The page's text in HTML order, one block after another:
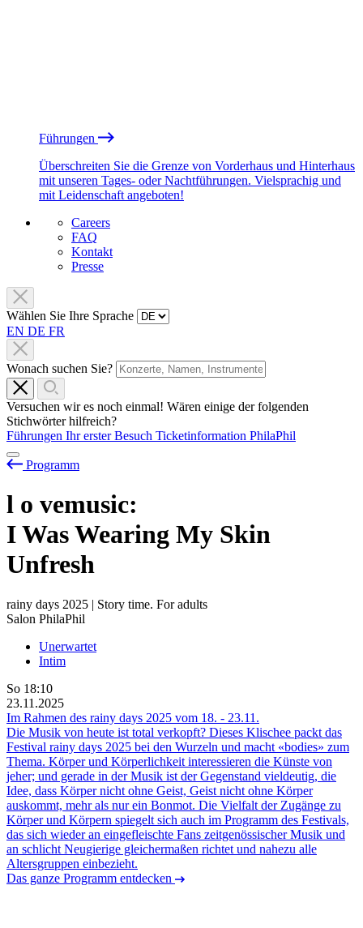
Führungen
Überschreiten Sie die Grenze von Vorderhaus und Hinterhaus
mit unseren Tages- oder Nachtführungen. Vielsprachig und
mit Leidenschaft angeboten!
Careers
FAQ
Kontakt
Presse
Wählen Sie Ihre Sprache
EN DE FR
Wonach suchen Sie?
Versuchen wir es noch einmal! Wären einige der folgenden
Stichwörter hilfreich?
Führungen Ihr erster Besuch Ticketinformation PhilaPhil
Programm
l o vemusic:
I Was Wearing My Skin
Unfresh
rainy days 2025 | Story time. For adults
Salon PhilaPhil
Unerwartet
Intim
So 18:10
23.11.2025
Im Rahmen des rainy days 2025 vom 18. - 23.11.
Die Musik von heute ist total verkopft? Dieses Klischee packt das
Festival rainy days 2025 bei den Wurzeln und macht «bodies» zum
Thema. Körper und Körperlichkeit interessieren die Künste von
jeher; und gerade in der Musik ist der Gegenstand vieldeutig, die
Idee, dass Körper nicht ohne Geist, Geist nicht ohne Körper
auskommt, mehr als nur ein Bonmot. Die Vielfalt der Zugänge zu
Körper und Körpern spiegelt sich auch im Programm des Festivals,
das sich wieder an eingefleischte Fans zeitgenössischer Musik und
an schlicht Neugierige gleichermaßen richtet und nahezu alle
Altersgruppen einbezieht.
Das ganze Programm entdecken